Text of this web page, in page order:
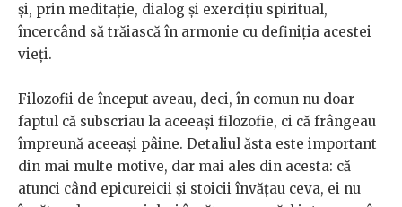
și, prin meditație, dialog și exercițiu spiritual,
încercând să trăiască în armonie cu definiția acestei
vieți.
Filozofii de început aveau, deci, în comun nu doar
faptul că subscriau la aceeași filozofie, ci că frângeau
împreună aceeași pâine. Detaliul ăsta este important
din mai multe motive, dar mai ales din acesta: că
atunci când epicureicii și stoicii învățau ceva, ei nu